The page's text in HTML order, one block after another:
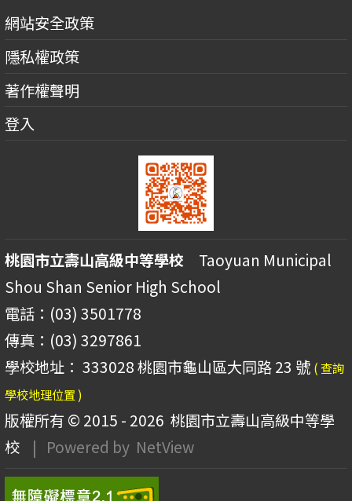
網站安全政策
隱私權政策
著作權聲明
登入
桃園市立壽山高級中等學校 Taoyuan Municipal
Shou Shan Senior High School
電話：(03) 3501778
傳真：(03) 3297861
學校地址： 333028 桃園市龜山區大同路 23 號 ( 查詢
學校地理位置 )
版權所有 © 2015 - 2026 桃園市立壽山高級中等學
校
| Powered by NetView